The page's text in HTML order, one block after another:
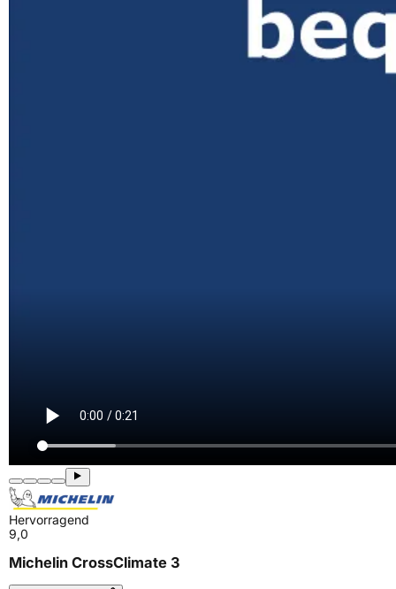
Hervorragend
9,0
Michelin CrossClimate 3